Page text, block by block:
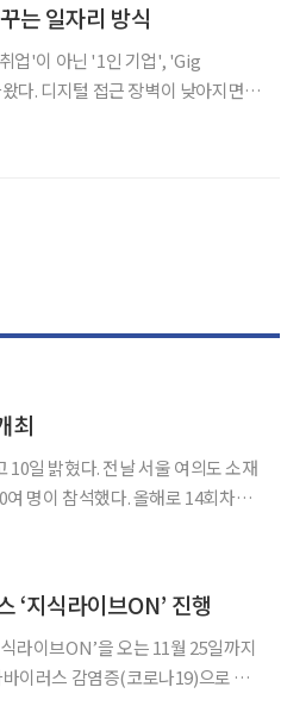
는 일자리 방식
업'이 아닌 '1인 기업', 'Gig
지면서
최
서울 여의도 소재
다. 올해로 14회차를
‘지식라이브ON’ 진행
라이브ON’을 오는 11월 25일까지